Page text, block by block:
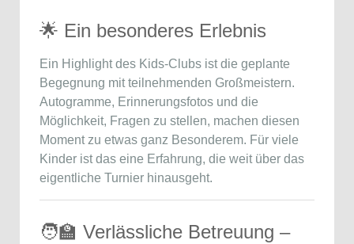
🌟 Ein besonderes Erlebnis
Ein Highlight des Kids-Clubs ist die geplante
Begegnung mit teilnehmenden Großmeistern.
Autogramme, Erinnerungsfotos und die
Möglichkeit, Fragen zu stellen, machen diesen
Moment zu etwas ganz Besonderem. Für viele
Kinder ist das eine Erfahrung, die weit über das
eigentliche Turnier hinausgeht.
🧑‍🏫 Verlässliche Betreuung –